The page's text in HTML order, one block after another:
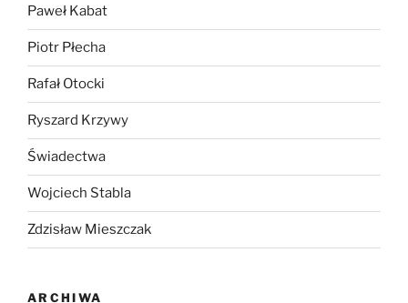
Paweł Kabat
Piotr Płecha
Rafał Otocki
Ryszard Krzywy
Świadectwa
Wojciech Stabla
Zdzisław Mieszczak
ARCHIWA